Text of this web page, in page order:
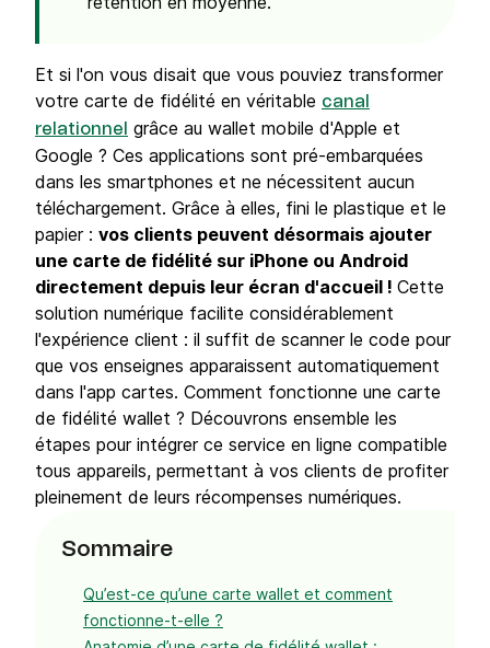
Et si l'on vous disait que vous pouviez transformer
votre carte de fidélité en véritable canal
relationnel
grâce au wallet mobile d'Apple et
Google ? Ces applications sont pré-embarquées
dans les smartphones et ne nécessitent aucun
téléchargement. Grâce à elles, fini le plastique et le
papier : vos clients peuvent désormais ajouter
une carte de fidélité sur iPhone ou Android
directement depuis leur écran d'accueil ! Cette
solution numérique facilite considérablement
l'expérience client : il suffit de scanner le code pour
que vos enseignes apparaissent automatiquement
dans l'app cartes. Comment fonctionne une carte
de fidélité wallet ? Découvrons ensemble les
étapes pour intégrer ce service en ligne compatible
tous appareils, permettant à vos clients de profiter
pleinement de leurs récompenses numériques.
Sommaire
Qu’est-ce qu’une carte wallet et comment
fonctionne-t-elle ?